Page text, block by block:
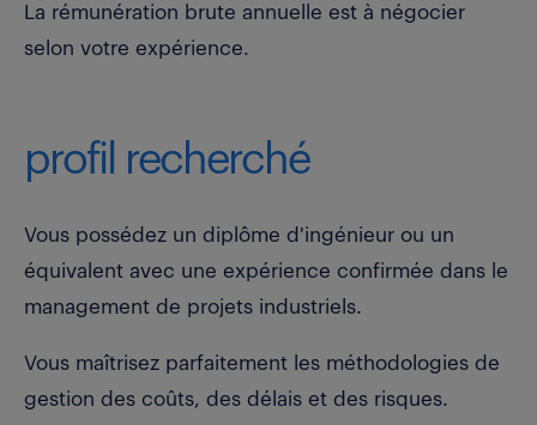
La rémunération brute annuelle est à négocier
selon votre expérience.
profil recherché
Vous possédez un diplôme d'ingénieur ou un
équivalent avec une expérience confirmée dans le
management de projets industriels.
Vous maîtrisez parfaitement les méthodologies de
gestion des coûts, des délais et des risques.